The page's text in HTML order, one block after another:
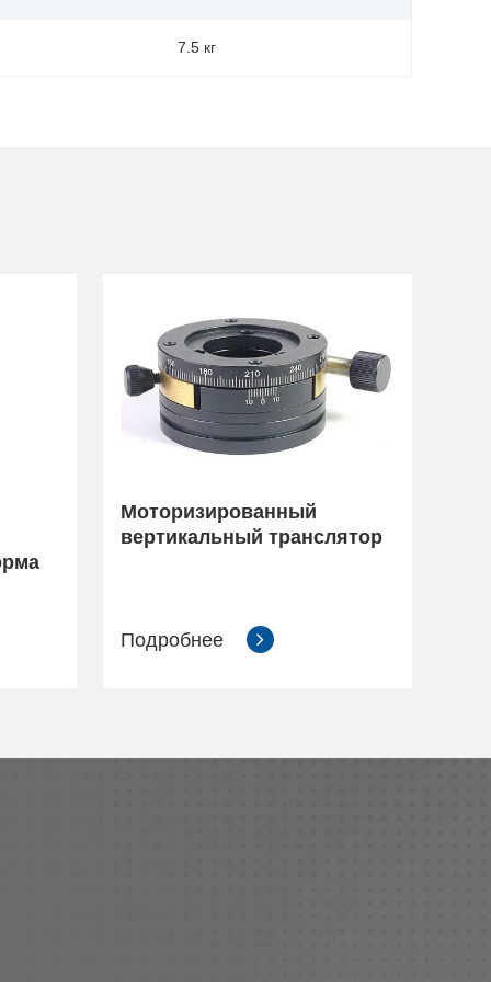
7.5 кг
Моторизированный
вертикальный транслятор
Подробнее